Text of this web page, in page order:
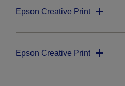
Epson Creative Print
Epson Creative Print